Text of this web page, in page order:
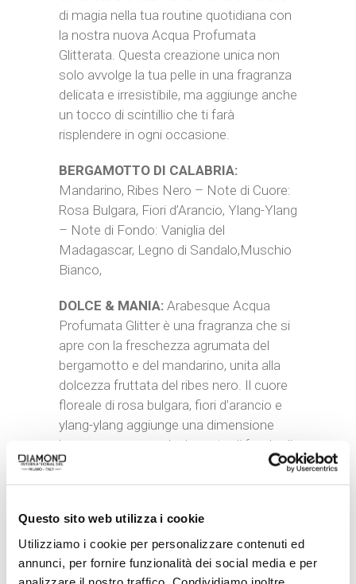
Questo sito web utilizza i cookie
Utilizziamo i cookie per personalizzare contenuti ed
annunci, per fornire funzionalità dei social media e per
di magia nella tua routine quotidiana con
la nostra nuova Acqua Profumata
Glitterata. Questa creazione unica non
solo avvolge la tua pelle in una fragranza
delicata e irresistibile, ma aggiunge anche
un tocco di scintillio che ti farà
risplendere in ogni occasione.
BERGAMOTTO DI CALABRIA:
Mandarino, Ribes Nero – Note di Cuore:
Rosa Bulgara, Fiori d’Arancio, Ylang-Ylang
– Note di Fondo: Vaniglia del
Madagascar, Legno di Sandalo,Muschio
Bianco,
DOLCE & MANIA: Arabesque Acqua
Profumata Glitter è una fragranza che si
apre con la freschezza agrumata del
bergamotto e del mandarino, unita alla
dolcezza fruttata del ribes nero. Il cuore
floreale di rosa bulgara, fiori d’arancio e
ylang-ylang aggiunge una dimensione
lussuosa e sensuale. Le note di fondo di
vaniglia del Madagascar, legno di sandalo
e muschio bianco donano calore e
fragranza che combina eleganza e
scintillio.
MADE IN ITALY:Prodotto